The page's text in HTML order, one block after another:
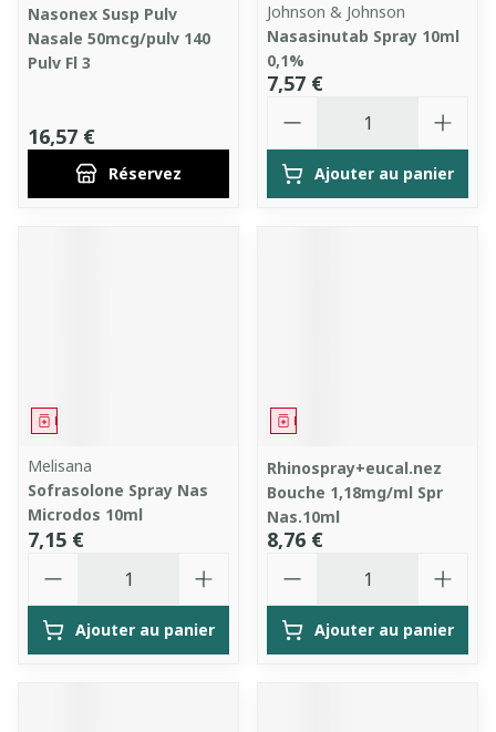
Nasonex Susp Pulv
Nasale 50mcg/pulv 140
Pulv Fl 3
16,57 €
Réservez
Johnson & Johnson
Nasasinutab Spray 10ml
0,1%
7,57 €
Ajouter au panier
Médicament
Melisana
Sofrasolone Spray Nas
Microdos 10ml
7,15 €
Ajouter au panier
Médicament
Rhinospray+eucal.nez
Bouche 1,18mg/ml Spr
Nas.10ml
8,76 €
Ajouter au panier